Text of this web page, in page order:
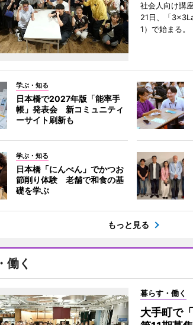
社会人向け講
21日、「
1）で始まる。
学ぶ・知る
日本橋で2027年版「能率手
帳」発表会 新コミュニティ
ーサイト刷新も
学ぶ・知る
日本橋「にんべん」でかつお
節削り体験 老舗で和食の基
礎を学ぶ
もっと見る
働く
暮らす・働く
大手町で